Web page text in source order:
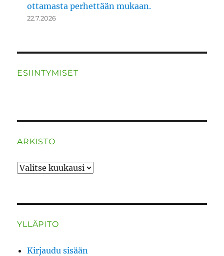
ottamasta perhettään mukaan.
22.7.2026
ESIINTYMISET
ARKISTO
ARKISTO
YLLÄPITO
Kirjaudu sisään